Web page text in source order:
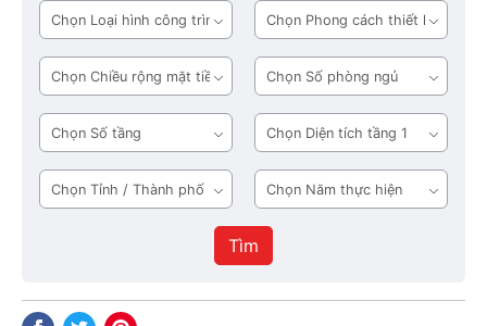
Loại
hình
công
trình
Phong
cách
thiết
kế
Chiều
rộng
mặt
tiền
Số
phòng
ngủ
Số
tầng
Diện
tích
tầng
1
Tỉnh
/
Năm
thực
hiện
Tìm